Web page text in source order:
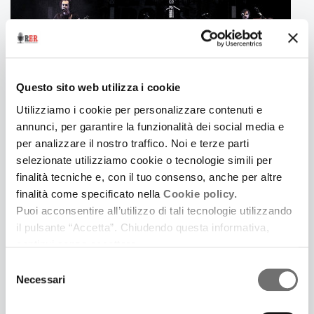
Questo sito web utilizza i cookie
Utilizziamo i cookie per personalizzare contenuti e
annunci, per garantire la funzionalità dei social media e
per analizzare il nostro traffico. Noi e terze parti
selezionate utilizziamo cookie o tecnologie simili per
finalità tecniche e, con il tuo consenso, anche per altre
finalità come specificato nella Cookie policy.
Puoi acconsentire all’utilizzo di tali tecnologie utilizzando
il pulsante “Accetta”. Chiudendo questa informativa,
delNecessari
16 Febbraio 2019
LE FREQUENZE DI TESLA
Tra I vincitori del concorso Tieni il Palco